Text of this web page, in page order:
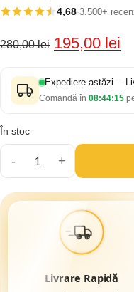
4,68·3.500+
280,00lei Prețul
a
fost:
195,00 lei
Expediere astăzi —
Comandă în 08:44:14
În stoc
Cantitate
Ochelari
soare,
uVision
Livrare Rapidă